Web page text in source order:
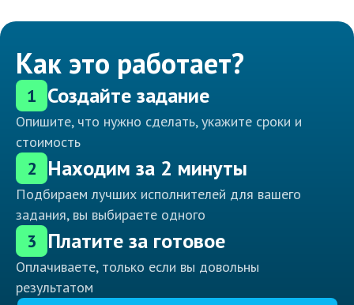
Как это работает?
1 Создайте задание
Опишите, что нужно сделать, укажите сроки и
стоимость
2 Находим за 2 минуты
Подбираем лучших исполнителей для вашего
задания, вы выбираете одного
3 Платите за готовое
Оплачиваете, только если вы довольны
результатом